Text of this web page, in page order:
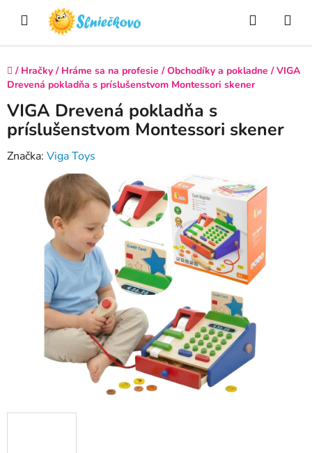
Hľadať
Domov
/ Hračky / Hráme sa na profesie / Obchodíky a pokladne / VIGA
Drevená pokladňa s príslušenstvom Montessori skener
VIGA Drevená pokladňa s
príslušenstvom Montessori skener
Značka: Viga Toys